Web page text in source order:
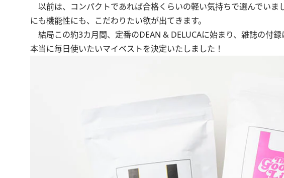
以前は、コンパクトであれば合格くらいの軽い気持ちで選んでい
にも機能性にも、こだわりたい欲が出てきます。
結局この約3カ月間、定番のDEAN & DELUCAに始まり、雑誌の付
本当に毎日使いたいマイベストを決定いたしました！